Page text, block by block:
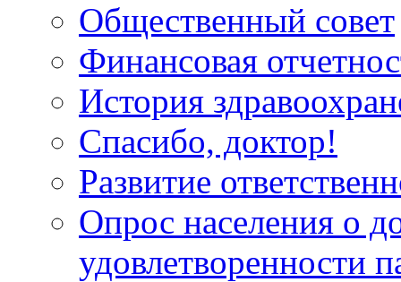
Общественный совет
Финансовая
История
Спасибо, доктор!
Развитие
Опрос населения о
удовлетворенности